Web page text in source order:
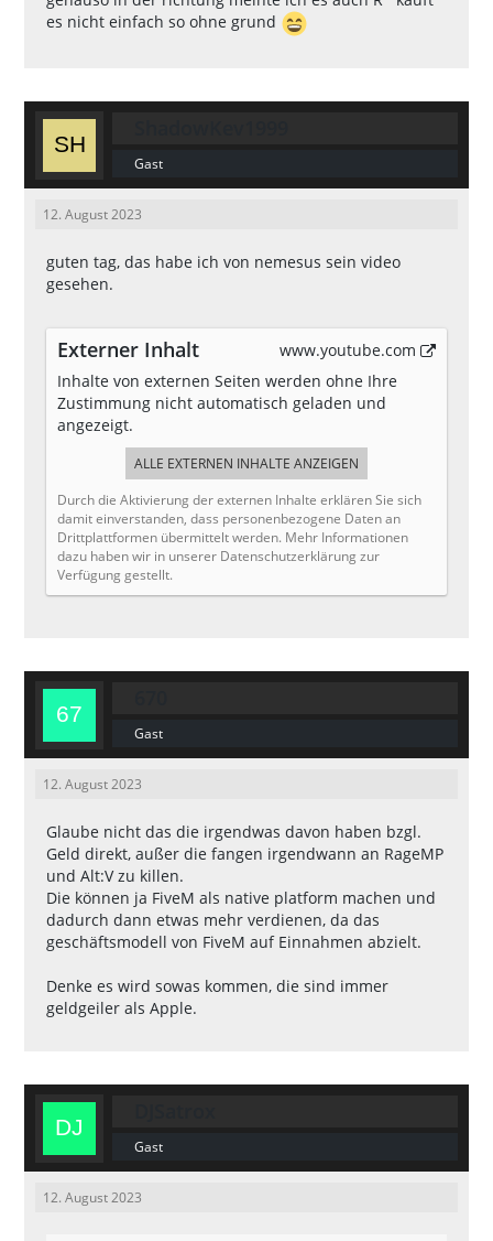
es nicht einfach so ohne grund
Gast
12. August 2023
guten tag, das habe ich von nemesus sein video
gesehen.
Externer Inhalt
www.youtube.com
Inhalte von externen Seiten werden ohne Ihre
Zustimmung nicht automatisch geladen und
angezeigt.
ALLE EXTERNEN INHALTE ANZEIGEN
Durch die Aktivierung der externen Inhalte erklären Sie sich
damit einverstanden, dass personenbezogene Daten an
Drittplattformen übermittelt werden. Mehr Informationen
dazu haben wir in unserer Datenschutzerklärung zur
Verfügung gestellt.
Gast
12. August 2023
Glaube nicht das die irgendwas davon haben bzgl.
Geld direkt, außer die fangen irgendwann an RageMP
und Alt:V zu killen.
Die können ja FiveM als native platform machen und
dadurch dann etwas mehr verdienen, da das
geschäftsmodell von FiveM auf Einnahmen abzielt.
Denke es wird sowas kommen, die sind immer
geldgeiler als Apple.
Gast
12. August 2023